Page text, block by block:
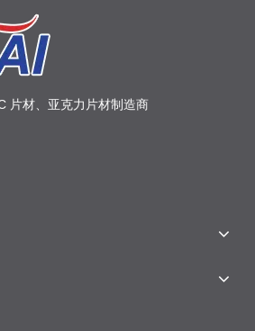
键特性、ESD
。
片材、亚克力片材制造商